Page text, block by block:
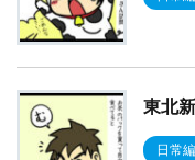
東北
日常編